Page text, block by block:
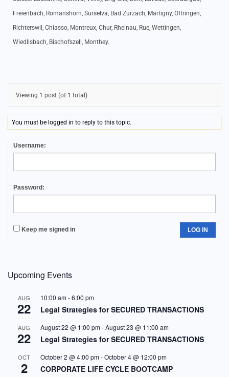
Freienbach, Romanshorn, Surselva, Bad Zurzach, Martigny, Oftringen,
Richterswil, Chiasso, Montreux, Chur, Rheinau, Rue, Wettingen,
Wiedlisbach, Bischofszell, Monthey.
Viewing 1 post (of 1 total)
You must be logged in to reply to this topic.
Username:
Password:
Keep me signed in LOG IN
Upcoming Events
AUG
22
10:00 am-6:00 pm
Legal Strategies for SECURED TRANSACTIONS
AUG
22
August 22 @ 1:00 pm-August 23 @ 11:00 am
Legal Strategies for SECURED TRANSACTIONS
OCT
2
October 2 @ 4:00 pm-October 4 @ 12:00 pm
CORPORATE LIFE CYCLE BOOTCAMP